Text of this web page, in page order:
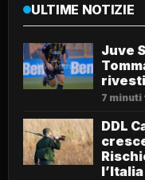
ULTIME NOTIZIE
Juve
7 minuti
DDL
l’Italia